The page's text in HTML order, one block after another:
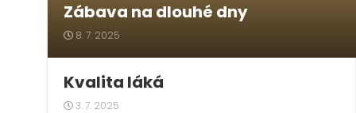
Zábava na dlouhé dny
8. 7. 2025
Kvalita láká
3. 7. 2025